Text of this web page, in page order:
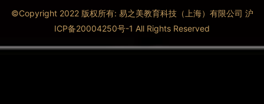
©Copyright 2022 版权所有: 易之美教育科技（上海）有限公司 沪
ICP备20004250号-1 All Rights Reserved